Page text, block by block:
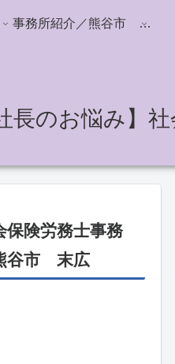
長のお悩み】
事務所紹介／熊谷市 竹内由美子社労士事務所
保険労務士事務
谷市 末広